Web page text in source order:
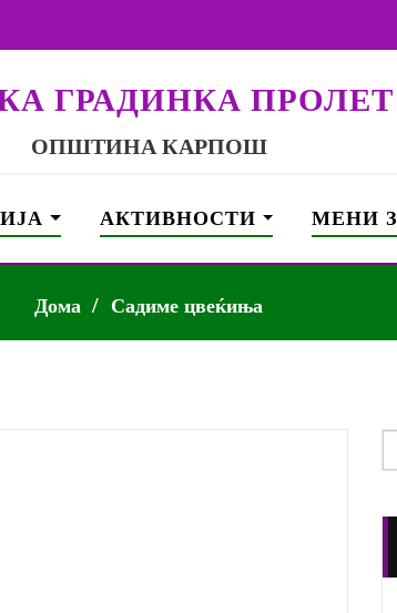
ГРАДИНКА ПРОЛЕТ
ОПШТИНА КАРПОШ
АКТИВНОСТИ МЕНИ
Дома Садиме цвеќиња